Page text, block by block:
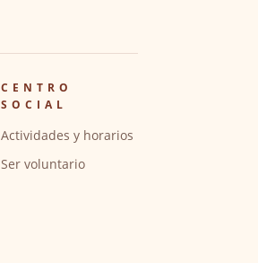
CENTRO
SOCIAL
Actividades y horarios
Ser voluntario